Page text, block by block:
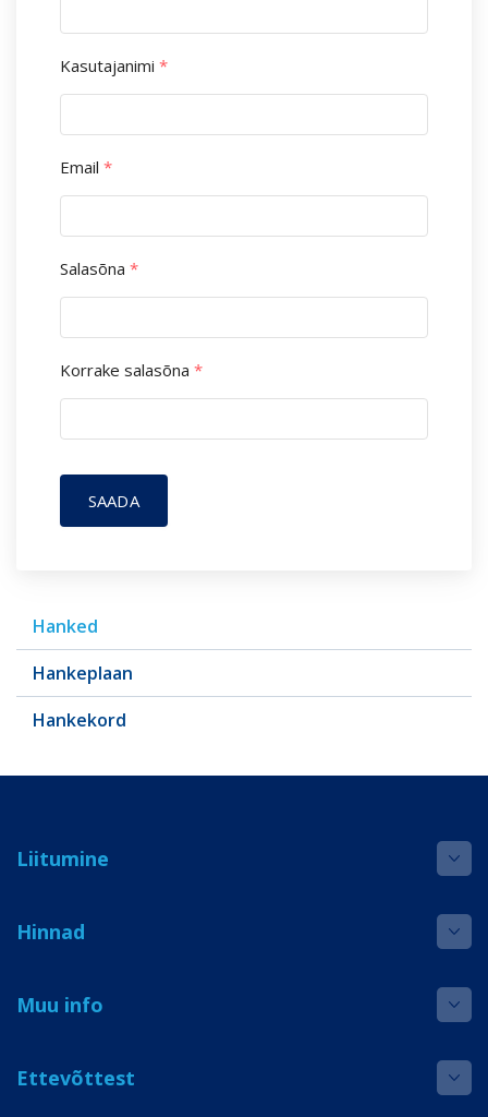
Hanked
Hankeplaan
Hankekord
Kasutajanimi *
Email *
Salasõna *
Korrake salasõna *
SAADA
Liitumine
Hinnad
Muu info
Ettevõttest